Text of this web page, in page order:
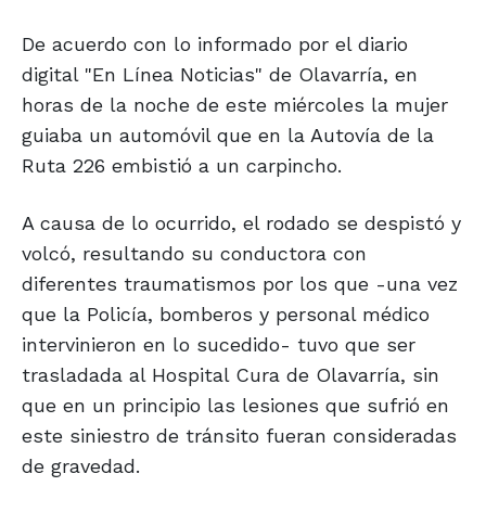
De acuerdo con lo informado por el diario
digital "En Línea Noticias" de Olavarría, en
horas de la noche de este miércoles la mujer
guiaba un automóvil que en la Autovía de la
Ruta 226 embistió a un carpincho.
A causa de lo ocurrido, el rodado se despistó y
volcó, resultando su conductora con
diferentes traumatismos por los que -una vez
que la Policía, bomberos y personal médico
intervinieron en lo sucedido- tuvo que ser
trasladada al Hospital Cura de Olavarría, sin
que en un principio las lesiones que sufrió en
este siniestro de tránsito fueran consideradas
de gravedad.